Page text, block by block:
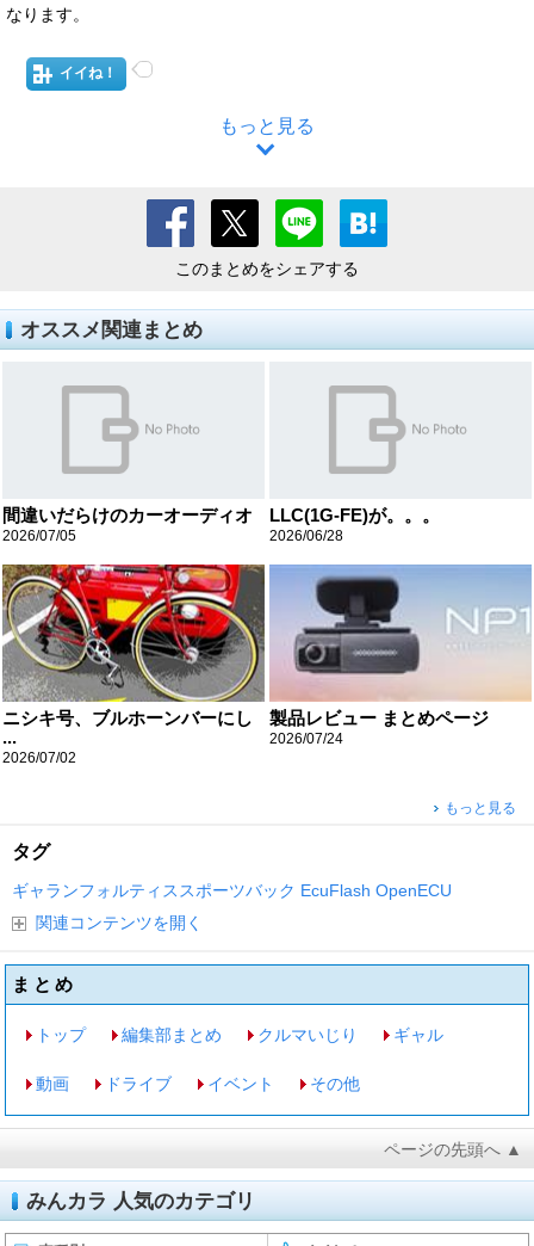
なります。
イイね！
もっと見る
このまとめをシェアする
オススメ関連まとめ
間違いだらけのカーオーディオ
2026/07/05
LLC(1G-FE)が。。。
2026/06/28
ニシキ号、ブルホーンバーにし
...
2026/07/02
製品レビュー まとめページ
2026/07/24
もっと見る
タグ
ギャランフォルティススポーツバック EcuFlash OpenECU
関連コンテンツを開く
まとめ
トップ 編集部まとめ クルマいじり ギャル
動画 ドライブ イベント その他
ページの先頭へ ▲
みんカラ 人気のカテゴリ